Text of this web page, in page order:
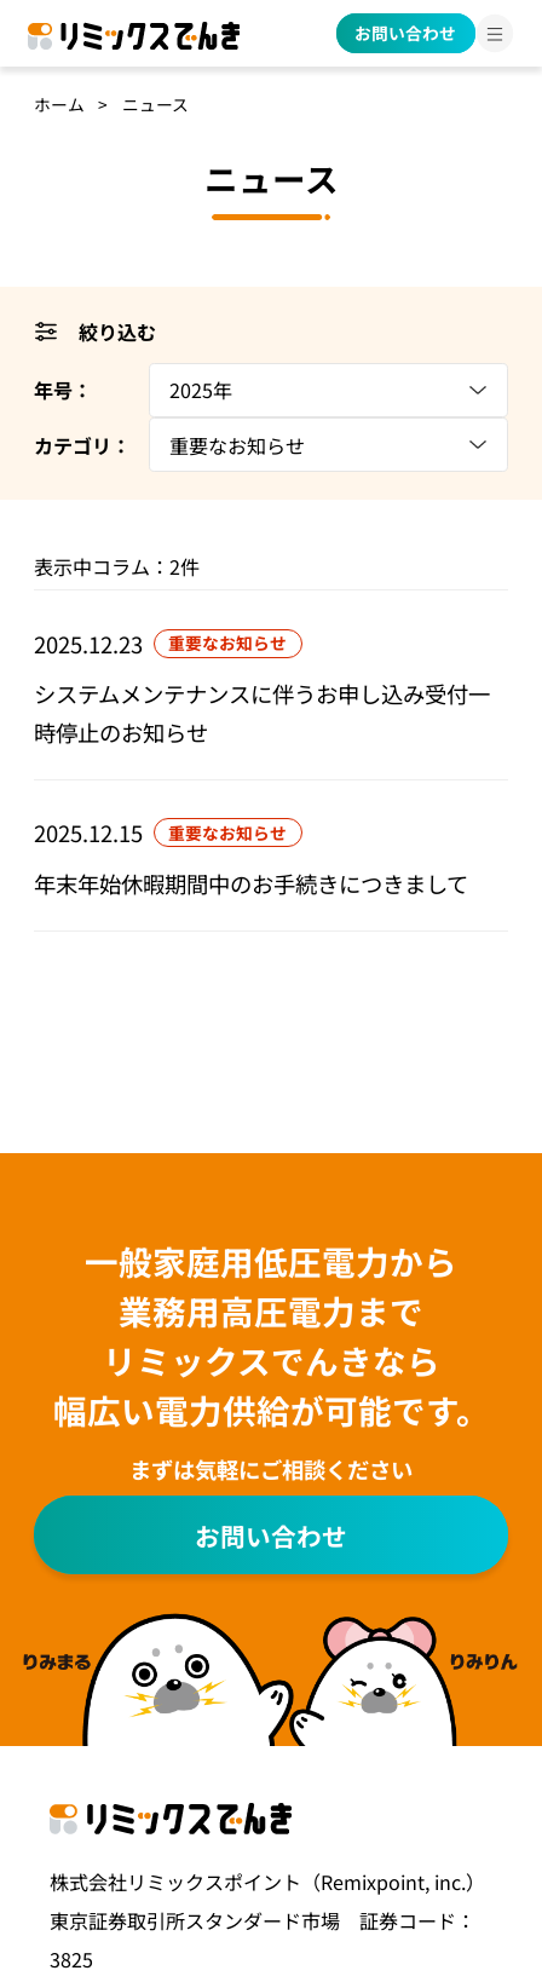
お問い合わせ
ホーム ニュース
ニュース
絞り込む
年号：
2025年
カテゴリ：
重要なお知らせ
表示中コラム：2件
2025.12.23 重要なお知らせ
システムメンテナンスに伴うお申し込み受付一
時停止のお知らせ
2025.12.15 重要なお知らせ
年末年始休暇期間中のお手続きにつきまして
一般家庭用低圧電力から
業務用高圧電力まで
リミックスでんきなら
幅広い電力供給が可能です。
まずは気軽にご相談ください
お問い合わせ
株式会社リミックスポイント（Remixpoint, inc.）
東京証券取引所スタンダード市場 証券コード：
3825